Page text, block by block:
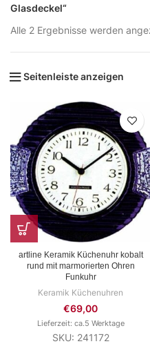
Glasdeckel“
Alle 2 Ergebnisse werden
Seitenleiste anzeigen
artline Keramik Küchenuhr kobalt
rund mit marmorierten Ohren
Funkuhr
Keramik Küchenuhren
€69,00
Lieferzeit: ca.5 Werktage
SKU: 241172